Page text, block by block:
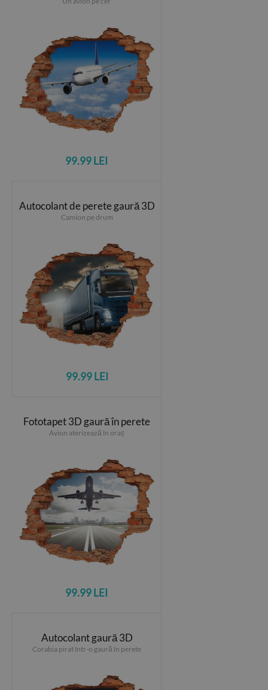
99.99 LEI
Autocolant de perete gaură 3D
Camion pe drum
99.99 LEI
Fototapet 3D gaură în perete
Avion aterizează în oraș
99.99 LEI
Autocolant gaură 3D
Corabia pirat într-o gaură în perete